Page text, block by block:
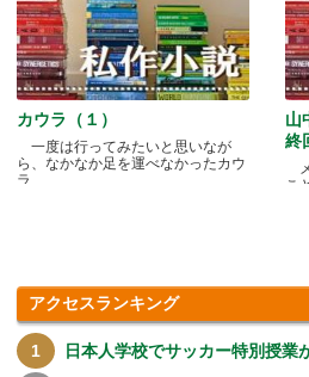
カウラ（１）
一度は行ってみたいと思いなが
ら、なかなか足を運べなかったカウ
ラ.....
山
終
こ
アクセスランキング
日本人学校でサッカー特別授業